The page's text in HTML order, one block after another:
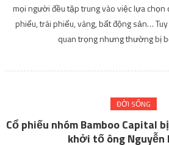
Cổ phiếu nhóm Bamboo Capital
khởi tố ông Nguyễn
mạnh mẽ trên loạt cổ phiếu liên quan đến
BGE và TCD đồng loạt giảm sàn, đánh dấu